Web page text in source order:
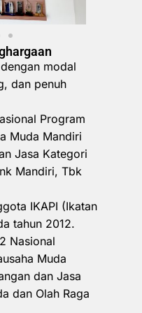
modal
dan penuh
Program
Muda Mandiri
Jasa Kategori
Mandiri, Tbk
IKAPI (Ikatan
tahun 2012.
Nasional
Muda
dan Jasa
dan Olah Raga